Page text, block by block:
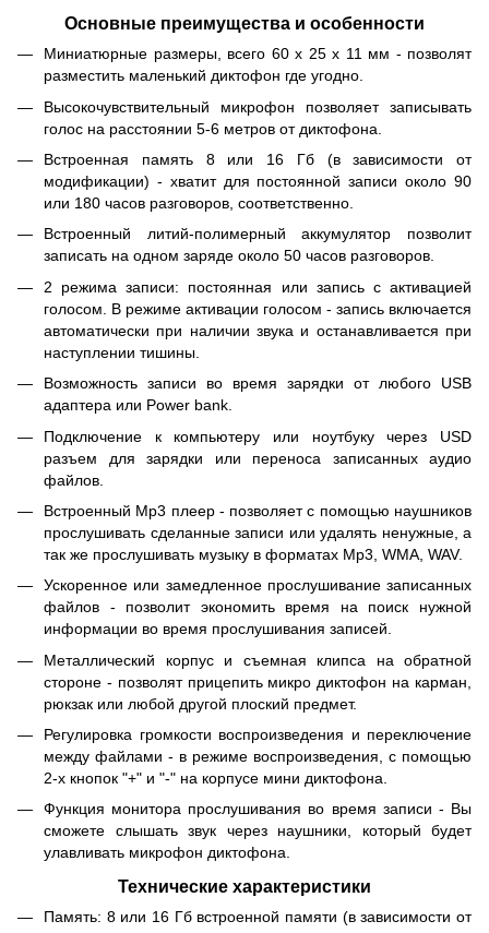
Основные преимущества и особенности
Миниатюрные размеры, всего 60 x 25 x 11 мм - позволят
разместить маленький диктофон где угодно.
Высокочувствительный микрофон позволяет записывать
голос на расстоянии 5-6 метров от диктофона.
Встроенная память 8 или 16 Гб (в зависимости от
модификации) - хватит для постоянной записи около 90
или 180 часов разговоров, соответственно.
Встроенный литий-полимерный аккумулятор позволит
записать на одном заряде около 50 часов разговоров.
2 режима записи: постоянная или запись с активацией
голосом. В режиме активации голосом - запись включается
автоматически при наличии звука и останавливается при
наступлении тишины.
Возможность записи во время зарядки от любого USB
адаптера или Power bank.
Подключение к компьютеру или ноутбуку через USD
разъем для зарядки или переноса записанных аудио
файлов.
Встроенный Mp3 плеер - позволяет с помощью наушников
прослушивать сделанные записи или удалять ненужные, а
так же прослушивать музыку в форматах Mp3, WMA, WAV.
Ускоренное или замедленное прослушивание записанных
файлов - позволит экономить время на поиск нужной
информации во время прослушивания записей.
Металлический корпус и съемная клипса на обратной
стороне - позволят прицепить микро диктофон на карман,
рюкзак или любой другой плоский предмет.
Регулировка громкости воспроизведения и переключение
между файлами - в режиме воспроизведения, с помощью
2-х кнопок "+" и "-" на корпусе мини диктофона.
Функция монитора прослушивания во время записи - Вы
сможете слышать звук через наушники, который будет
улавливать микрофон диктофона.
Технические характеристики
Память: 8 или 16 Гб встроенной памяти (в зависимости от